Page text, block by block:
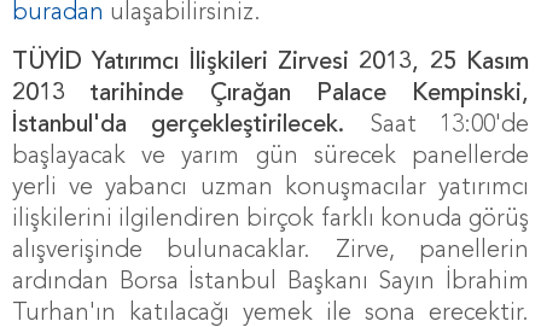
buradan ulaşabilirsiniz.
TÜYİD Yatırımcı İlişkileri Zirvesi 2013, 25 Kasım
2013 tarihinde Çırağan Palace Kempinski,
İstanbul'da gerçekleştirilecek. Saat 13:00'de
başlayacak ve yarım gün sürecek panellerde
yerli ve yabancı uzman konuşmacılar yatırımcı
ilişkilerini ilgilendiren birçok farklı konuda görüş
alışverişinde bulunacaklar. Zirve, panellerin
ardından Borsa İstanbul Başkanı Sayın İbrahim
Turhan'ın katılacağı yemek ile sona erecektir.